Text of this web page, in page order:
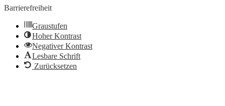
Barrierefreiheit
Graustufen
Hoher Kontrast
Negativer Kontrast
Lesbare Schrift
Zurücksetzen